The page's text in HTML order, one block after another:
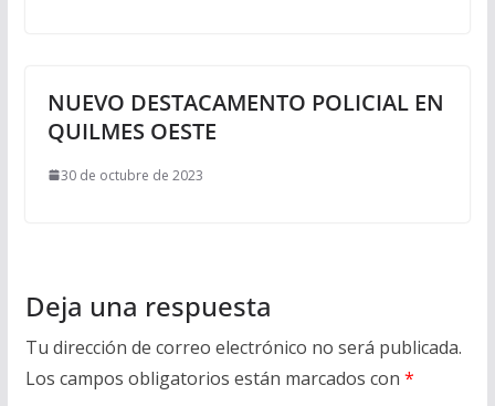
NUEVO DESTACAMENTO POLICIAL EN
QUILMES OESTE
30 de octubre de 2023
Deja una respuesta
Tu dirección de correo electrónico no será publicada.
Los campos obligatorios están marcados con *